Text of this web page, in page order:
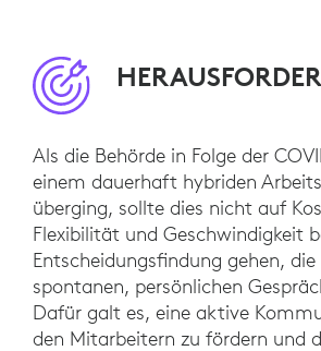
Als die Behörde in Folge der
einem dauerhaft hybriden
überging, sollte dies nicht auf
Flexibilität und Geschwindigkeit
Entscheidungsfindung gehen, die
spontanen, persönlichen
Dafür galt es, eine aktive
den Mitarbeitern zu fördern und